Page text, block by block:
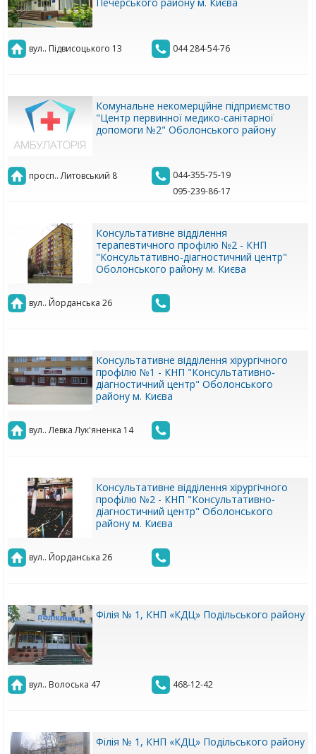
вул.. Підвисоцького 13 044 284-54-76
Комунальне некомерційне підприємство
"Центр первинної медико-санітарної
допомоги №2" Оболонського району
просп.. Литовський 8
044-355-75-19
095-239-86-17
Консультативне відділення
терапевтичного профілю №2 - КНП
"Консультативно-діагностичний центр"
Оболонського району м. Києва
вул.. Йорданська 26
Консультативне відділення хірургічного
профілю №1 - КНП "Консультативно-
діагностичний центр" Оболонського
району м. Києва
вул.. Левка Лук'яненка 14
Консультативне відділення хірургічного
профілю №2 - КНП "Консультативно-
діагностичний центр" Оболонського
району м. Києва
вул.. Йорданська 26
Філія № 1, КНП «КДЦ» Подільського району
вул.. Волоська 47 468-12-42
Філія № 1, КНП «КДЦ» Подільського району